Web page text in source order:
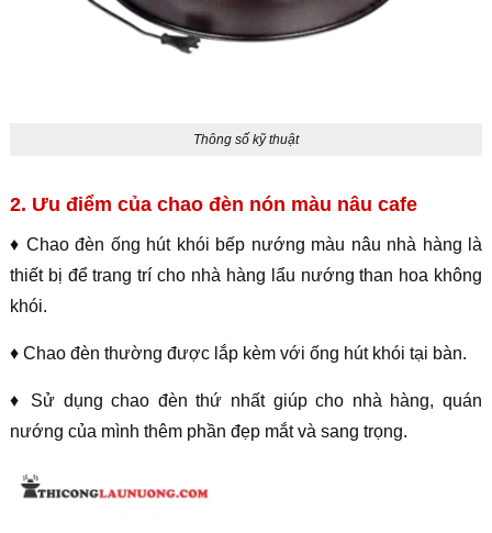
Thông số kỹ thuật
2. Ưu điểm của chao đèn nón màu nâu cafe
♦ Chao đèn ống hút khói bếp nướng màu nâu nhà hàng là
thiết bị để trang trí cho nhà hàng lẩu nướng than hoa không
khói.
♦ Chao đèn thường được lắp kèm với ống hút khói tại bàn.
♦ Sử dụng chao đèn thứ nhất giúp cho nhà hàng, quán
nướng của mình thêm phần đẹp mắt và sang trọng.